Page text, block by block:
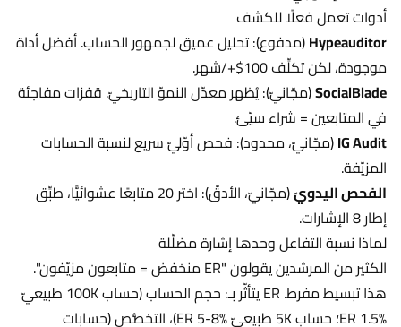
أدوات تعمل فعلًا للكشف
Hypeauditor(مدفوع): تحليل عميق لجمهور الحساب. أفضل أداة
موجودة، لكن تكلِّف 100$+/شهر.
SocialBlade(مجّانيّ): يُظهر معدّل النموّ التاريخيّ. قفزات مفاجئة
في المتابعين = شراء سيّئ.
IG Audit(مجّانيّ، محدود): فحص أوّليّ سريع لنسبة الحسابات
المزيّفة.
الفحص اليدويّ
(مجّانيّ، الأدقّ): اختر 20 متابعًا عشوائيًّا، طبِّق
إطار 8 الإشارات.
لماذا نسبة التفاعل وحدها إشارة مضلِّلة
الكثير من المرشدين يقولون "ER منخفض = متابعون مزيّفون".
هذا تبسيط مفرط. ER يتأثّر بـ: حجم الحساب (حساب 100K طبيعيّ
ER 1.5%؛ حساب 5K طبيعيّ ER 5-8%)، التخصُّص (حسابات